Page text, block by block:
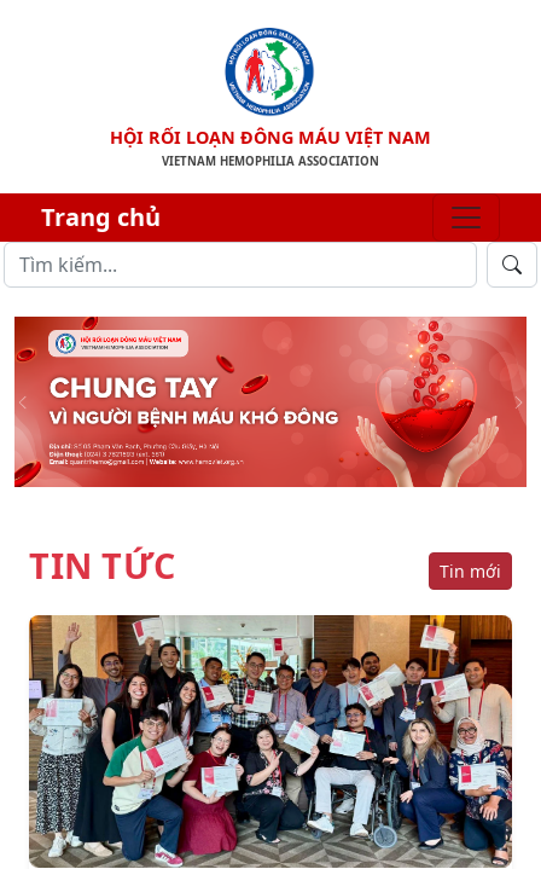
HỘI RỐI LOẠN ĐÔNG MÁU VIỆT NAM
VIETNAM HEMOPHILIA ASSOCIATION
Trang chủ
TIN TỨC Tin mới